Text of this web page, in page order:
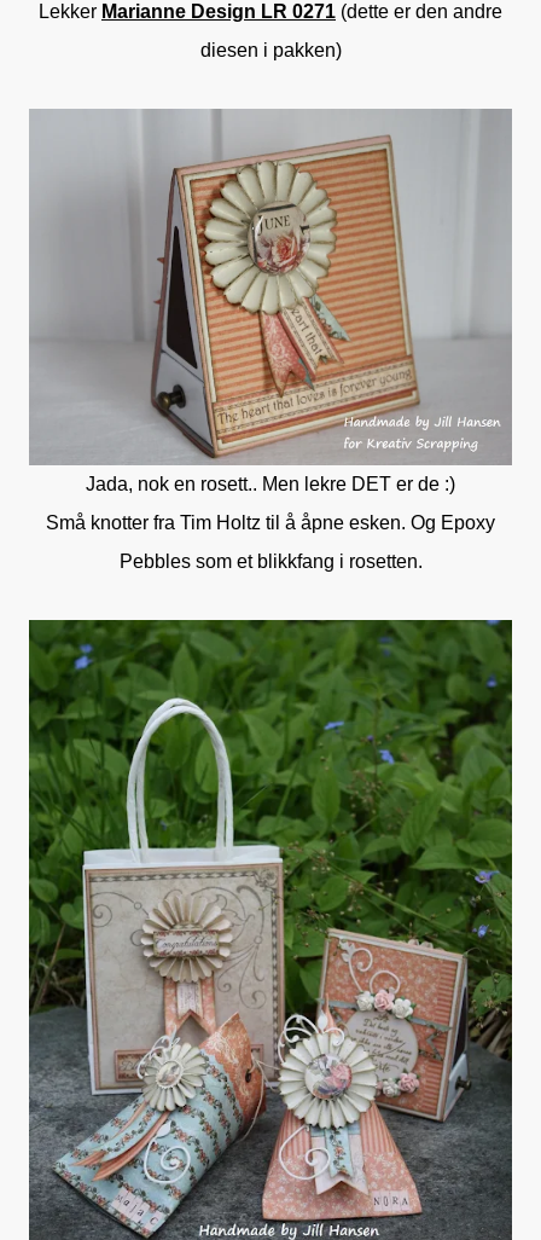
Lekker Marianne Design LR 0271 (dette er den andre
diesen i pakken)
Jada, nok en rosett.. Men lekre DET er de :)
Små knotter fra Tim Holtz til å åpne esken. Og Epoxy
Pebbles som et blikkfang i rosetten.